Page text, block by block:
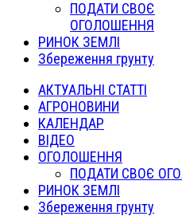
ПОДАТИ СВОЄ
ОГОЛОШЕННЯ
РИНОК ЗЕМЛІ
Збереження грунту
АКТУАЛЬНІ СТАТТІ
АГРОНОВИНИ
КАЛЕНДАР
ВІДЕО
ОГОЛОШЕННЯ
ПОДАТИ СВОЄ
РИНОК ЗЕМЛІ
Збереження грунту